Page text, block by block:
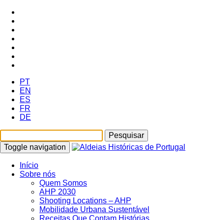
PT
EN
ES
FR
DE
Toggle navigation
Início
Sobre nós
Quem Somos
AHP 2030
Shooting Locations – AHP
Mobilidade Urbana Sustentável
Receitas Que Contam Histórias